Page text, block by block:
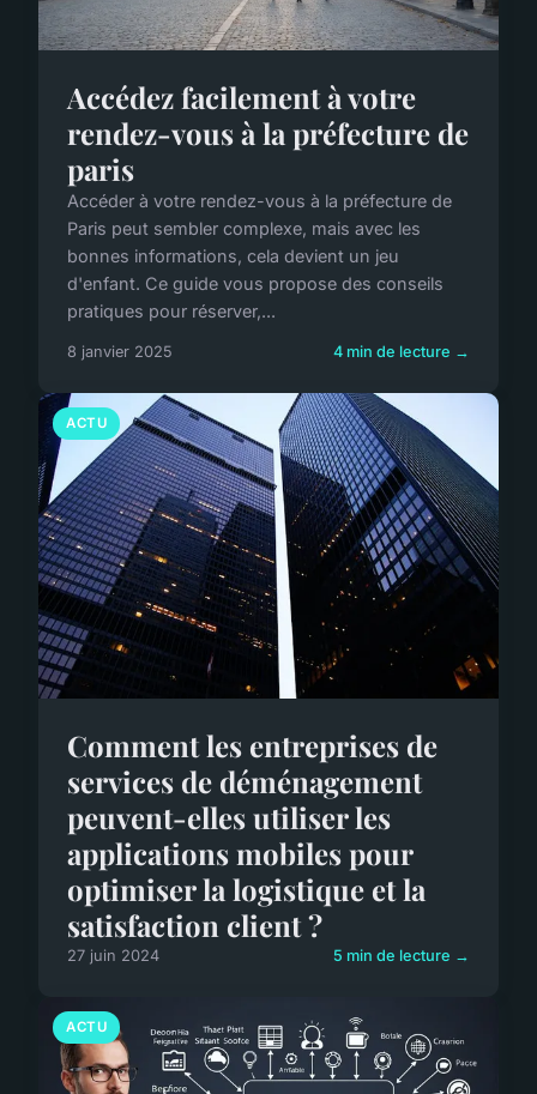
Accédez facilement à votre
rendez-vous à la préfecture de
paris
Accéder à votre rendez-vous à la préfecture de
Paris peut sembler complexe, mais avec les
bonnes informations, cela devient un jeu
d'enfant. Ce guide vous propose des conseils
pratiques pour réserver,...
8 janvier 2025 4 min de lecture →
ACTU
Comment les entreprises de
services de déménagement
peuvent-elles utiliser les
applications mobiles pour
optimiser la logistique et la
satisfaction client ?
27 juin 2024 5 min de lecture →
ACTU